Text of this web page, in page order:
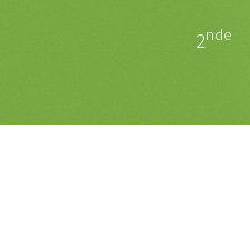
2nde